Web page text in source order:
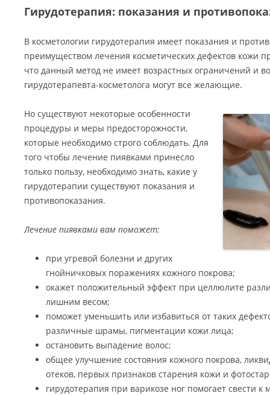
Гирудотерапия: показания и
В косметологии гирудотерапия имеет показания и
преимуществом лечения косметических дефектов кожи
что данный метод не имеет возрастных ограничений и
гирудотерапевта-косметолога могут все желающие.
Но существуют некоторые особенности
процедуры и меры предосторожности,
которые необходимо строго соблюдать. Для
того чтобы лечение пиявками принесло
только пользу, необходимо знать, какие у
гирудотерапии существуют показания и
противопоказания.
Лечение пиявками вам поможет:
при угревой болезни и других
гнойничковых поражениях кожного покрова;
окажет положительный эффект при целлюлите
лишним весом;
поможет уменьшить или избавиться от таких
различные шрамы, пигментации кожи лица;
остановить выпадение волос;
общее улучшение состояния кожного покрова,
отеков, первых признаков старения кожи и
гирудотерапия при варикозе ног помогает свести к